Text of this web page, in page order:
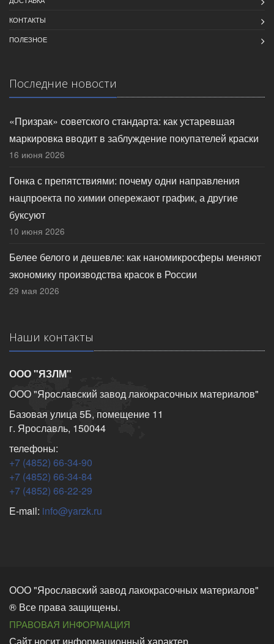
КОНТАКТЫ
ПОЛЕЗНОЕ
Последние новости
«Призрак» советского стандарта: как устаревшая
маркировка вводит в заблуждение покупателей краски
16 июня 2026
Гонка с препятствиями: почему одни направления
нацпроекта по химии опережают график, а другие
буксуют
10 июня 2026
Белее белого и дешевле: как наномикросферы меняют
экономику производства красок в России
29 мая 2026
Наши контакты
ООО "ЯЗЛМ"
ООО "Ярославский завод лакокрасочных материалов"
Базовая улица 5Б, помещение 11
г. Ярославль, 150044
телефоны:
+7 (4852) 66-34-90
+7 (4852) 66-34-84
+7 (4852) 66-22-29
E-mail: info@yarzk.ru
ООО "Ярославский завод лакокрасочных материалов"
® Все права защищены.
ПРАВОВАЯ ИНФОРМАЦИЯ